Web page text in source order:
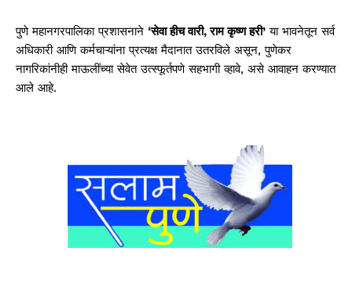
पुणे महानगरपालिका प्रशासनाने ‘सेवा हीच वारी, राम कृष्ण हरी’ या भावनेतून सर्व
अधिकारी आणि कर्मचाऱ्यांना प्रत्यक्ष मैदानात उतरविले असून, पुणेकर
नागरिकांनीही माऊलींच्या सेवेत उत्स्फूर्तपणे सहभागी व्हावे, असे आवाहन करण्यात
आले आहे.